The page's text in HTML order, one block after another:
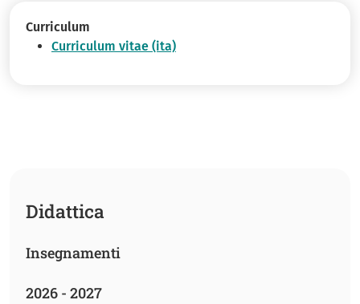
Didattica
Insegnamenti
2026 - 2027
Curriculum
Curriculum vitae (ita)